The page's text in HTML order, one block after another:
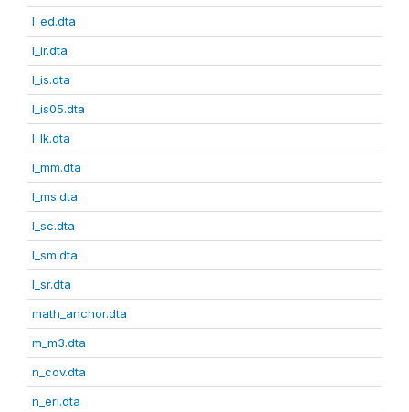
l_ed.dta
l_ir.dta
l_is.dta
l_is05.dta
l_lk.dta
l_mm.dta
l_ms.dta
l_sc.dta
l_sm.dta
l_sr.dta
math_anchor.dta
m_m3.dta
n_cov.dta
n_eri.dta